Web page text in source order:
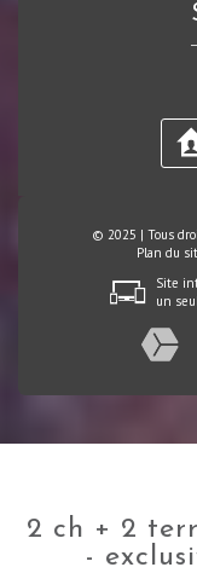
© 2025 | Tous
Plan du
Site
un
2 ch + 2 terrasses sur 142 m² au sol
-